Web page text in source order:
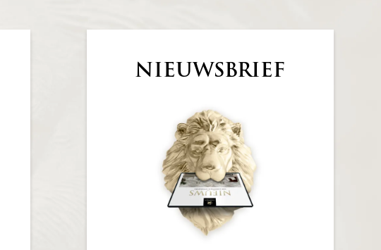
NIEUWSBRIEF